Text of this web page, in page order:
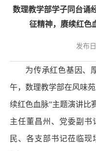
数理教学部学子同台
征精神，赓续红色
发布
为传承红色基因、
午，数理教学部在风味
续红色血脉”主题演讲比
主任董昌州、党委副书
民、各支部书记莅临